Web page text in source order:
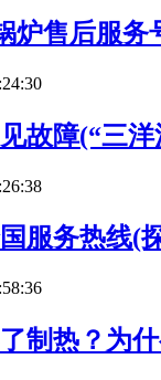
炉售后服务
故障(“三
服务热线(
制热？为